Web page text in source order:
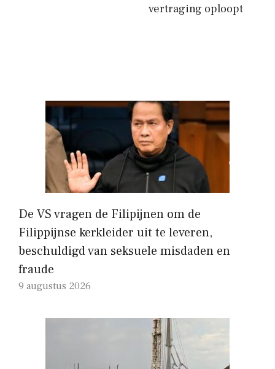
vertraging oploopt
De VS vragen de Filipijnen om de
Filippijnse kerkleider uit te leveren,
beschuldigd van seksuele misdaden en
fraude
9 augustus 2026